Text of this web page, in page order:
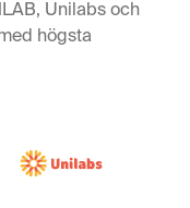
Unilabs och
högsta